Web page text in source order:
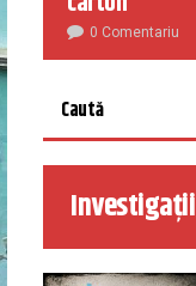
0 Comentariu
Investigații